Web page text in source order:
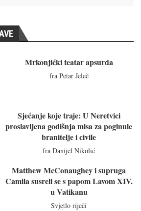
Mrkonjićki teatar apsurda
fra Petar Jeleč
Sjećanje koje traje: U Neretvici
proslavljena godišnja misa za poginule
branitelje i civile
fra Danijel Nikolić
Matthew McConaughey i supruga
Camila susreli se s papom Lavom XIV.
u Vatikanu
Svjetlo riječi